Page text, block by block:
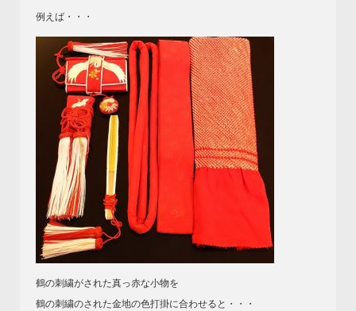
例えば・・・
鶴の刺繍がされた真っ赤な小物を
鶴の刺繍のされた金地の色打掛に合わせると・・・